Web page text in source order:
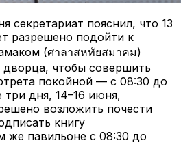
секретариат пояснил, что 13
разрешено подойти к
(ศาลาสหทัยสมาคม)
дворца, чтобы совершить
покойной — с 08:30 до
дня, 14–16 июня,
возложить почести
книгу
же павильоне с 08:30 до